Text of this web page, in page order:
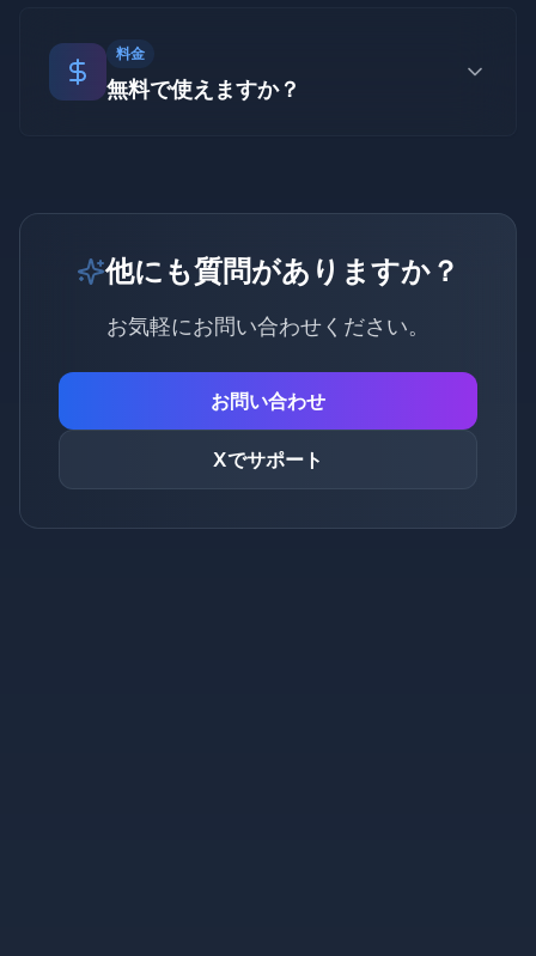
（16:9）で自動生成します。
料金
無料で使えますか？
です。
他にも質問がありますか？
お気軽にお問い合わせください。
お問い合わせ
Xでサポート